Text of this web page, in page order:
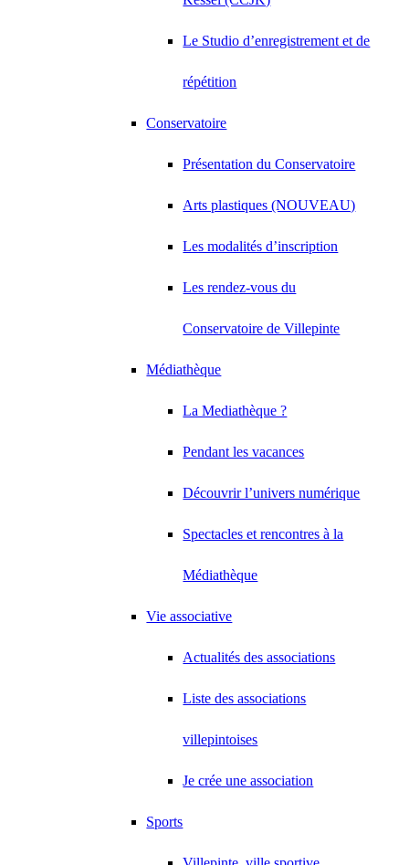
Le Studio d’enregistrement et de
répétition
Conservatoire
Présentation du Conservatoire
Arts plastiques (NOUVEAU)
Les modalités d’inscription
Les rendez-vous du
Conservatoire de Villepinte
Médiathèque
La Mediathèque ?
Pendant les vacances
Découvrir l’univers numérique
Spectacles et rencontres à la
Médiathèque
Vie associative
Actualités des associations
Liste des associations
villepintoises
Je crée une association
Sports